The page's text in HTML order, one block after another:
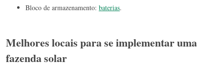
Bloco de armazenamento: baterias.
Melhores locais para se implementar uma
fazenda solar